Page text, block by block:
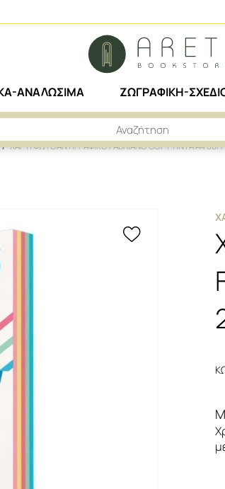
ΑΝΑΛΩΣΙΜΑ ΖΩΓΡΑΦΙΚΗ-
ΧΑΡΤΙ ΦΩΤΟΑΝΤΙΓΡΑΦΙΚΟ FABRIANO COPY TINTA Α4